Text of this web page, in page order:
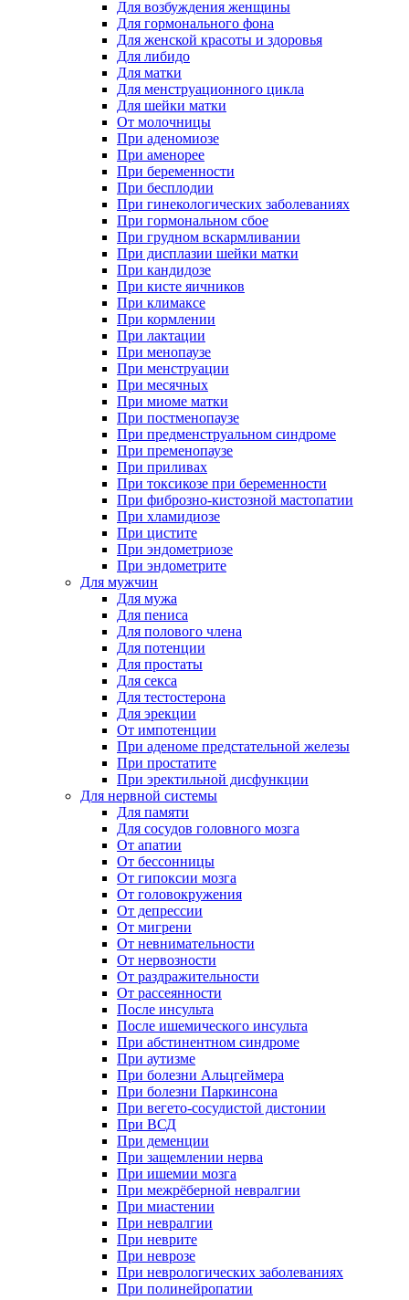
Для возбуждения женщины
Для гормонального фона
Для женской красоты и здоровья
Для либидо
Для матки
Для менструационного цикла
Для шейки матки
От молочницы
При аденомиозе
При аменорее
При беременности
При бесплодии
При гинекологических заболеваниях
При гормональном сбое
При грудном вскармливании
При дисплазии шейки матки
При кандидозе
При кисте яичников
При климаксе
При кормлении
При лактации
При менопаузе
При менструации
При месячных
При миоме матки
При постменопаузе
При предменструальном синдроме
При пременопаузе
При приливах
При токсикозе при беременности
При фиброзно-кистозной мастопатии
При хламидиозе
При цистите
При эндометриозе
При эндометрите
Для мужчин
Для мужа
Для пениса
Для полового члена
Для потенции
Для простаты
Для секса
Для тестостерона
Для эрекции
От импотенции
При аденоме предстательной железы
При простатите
При эректильной дисфункции
Для нервной системы
Для памяти
Для сосудов головного мозга
От апатии
От бессонницы
От гипоксии мозга
От головокружения
От депрессии
От мигрени
От невнимательности
От нервозности
От раздражительности
От рассеянности
После инсульта
После ишемического инсульта
При абстинентном синдроме
При аутизме
При болезни Альцгеймера
При болезни Паркинсона
При вегето-сосудистой дистонии
При ВСД
При деменции
При защемлении нерва
При ишемии мозга
При межрёберной невралгии
При миастении
При невралгии
При неврите
При неврозе
При неврологических заболеваниях
При полинейропатии